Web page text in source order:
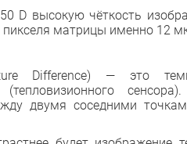
D высокую чёткость
матрицы именно 12
Difference) — это
двумя соседними